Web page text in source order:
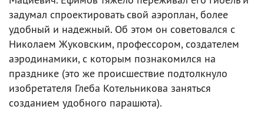
задумал спроектировать свой аэроплан, более
удобный и надежный. Об этом он советовался с
Николаем Жуковским, профессором, создателем
аэродинамики, с которым познакомился на
празднике (это же происшествие подтолкнуло
изобретателя Глеба Котельникова заняться
созданием удобного парашюта).